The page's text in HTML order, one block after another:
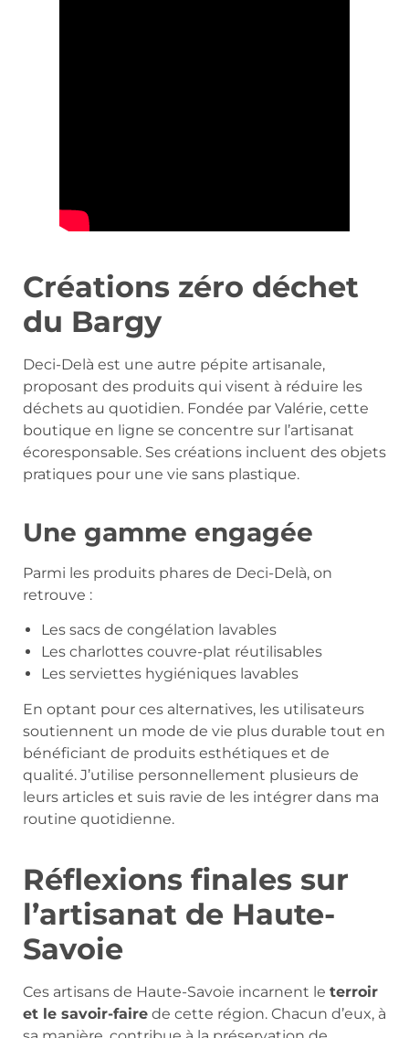
Créations zéro déchet
du Bargy
Deci-Delà est une autre pépite artisanale,
proposant des produits qui visent à réduire les
déchets au quotidien. Fondée par Valérie, cette
boutique en ligne se concentre sur l’artisanat
écoresponsable. Ses créations incluent des objets
pratiques pour une vie sans plastique.
Une gamme engagée
Parmi les produits phares de Deci-Delà, on
retrouve :
Les sacs de congélation lavables
Les charlottes couvre-plat réutilisables
Les serviettes hygiéniques lavables
En optant pour ces alternatives, les utilisateurs
soutiennent un mode de vie plus durable tout en
bénéficiant de produits esthétiques et de
qualité. J’utilise personnellement plusieurs de
leurs articles et suis ravie de les intégrer dans ma
routine quotidienne.
Réflexions finales sur
l’artisanat de Haute-
Savoie
Ces artisans de Haute-Savoie incarnent le terroir
et le savoir-faire de cette région. Chacun d’eux, à